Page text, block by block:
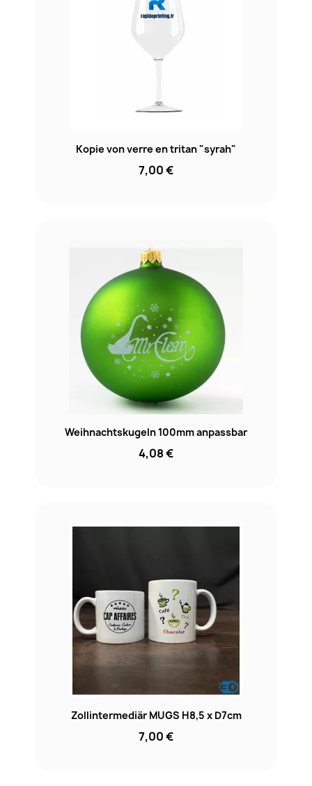
Kopie von verre en tritan "syrah"
7,00 €
Weihnachtskugeln 100mm anpassbar
4,08 €
Zollintermediär MUGS H8,5 x D7cm
7,00 €